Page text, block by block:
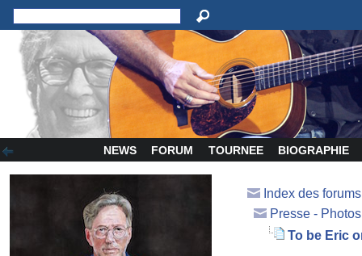
NEWS FORUM TOURNEE BIOGRAPHIE
Index des
Presse - Photos
To be Eric